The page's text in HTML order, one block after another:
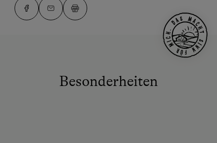
Besonderheiten